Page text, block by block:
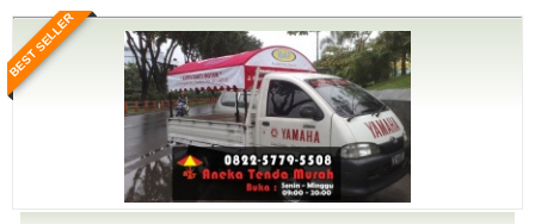
BEST SELLER